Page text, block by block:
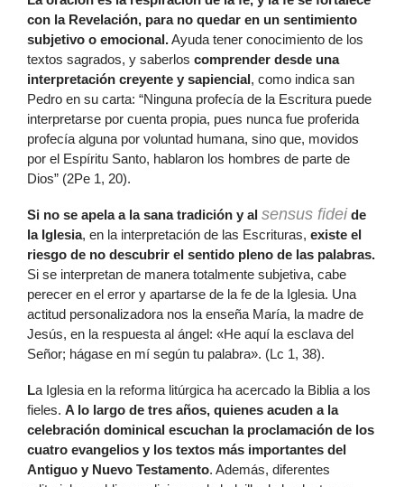
con la Revelación, para no quedar en un sentimiento
subjetivo o emocional.Ayuda tener conocimiento de los
textos sagrados, y saberlos comprender desde una
interpretación creyente y sapiencial, como indica san
Pedro en su carta: “Ninguna profecía de la Escritura puede
interpretarse por cuenta propia, pues nunca fue proferida
profecía alguna por voluntad humana, sino que, movidos
por el Espíritu Santo, hablaron los hombres de parte de
Dios” (2Pe 1, 20).
Si no se apela a la sana tradición y al sensus fidei de
la Iglesia, en la interpretación de las Escrituras, existe el
riesgo de no descubrir el sentido pleno de las palabras.
Si se interpretan de manera totalmente subjetiva, cabe
perecer en el error y apartarse de la fe de la Iglesia. Una
actitud personalizadora nos la enseña María, la madre de
Jesús, en la respuesta al ángel: «He aquí la esclava del
Señor; hágase en mí según tu palabra». (Lc 1, 38).
La Iglesia en la reforma litúrgica ha acercado la Biblia a los
fieles. A lo largo de tres años, quienes acuden a la
celebración dominical escuchan la proclamación de los
cuatro evangelios y los textos más importantes del
Antiguo y Nuevo Testamento. Además, diferentes